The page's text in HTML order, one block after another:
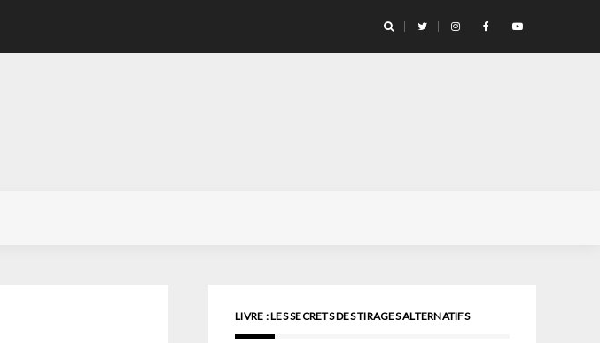
LIVRE : LES SECRETS DES TIRAGES ALTERNATIFS